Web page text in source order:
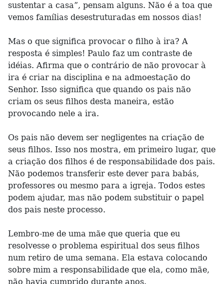
sustentar a casa”, pensam alguns. Não é a toa que
vemos famílias desestruturadas em nossos dias!
Mas o que significa provocar o filho à ira? A
resposta é simples! Paulo faz um contraste de
idéias. Afirma que o contrário de não provocar à
ira é criar na disciplina e na admoestação do
Senhor. Isso significa que quando os pais não
criam os seus filhos desta maneira, estão
provocando nele a ira.
Os pais não devem ser negligentes na criação de
seus filhos. Isso nos mostra, em primeiro lugar, que
a criação dos filhos é de responsabilidade dos pais.
Não podemos transferir este dever para babás,
professores ou mesmo para a igreja. Todos estes
podem ajudar, mas não podem substituir o papel
dos pais neste processo.
Lembro-me de uma mãe que queria que eu
resolvesse o problema espiritual dos seus filhos
num retiro de uma semana. Ela estava colocando
sobre mim a responsabilidade que ela, como mãe,
não havia cumprido durante anos.